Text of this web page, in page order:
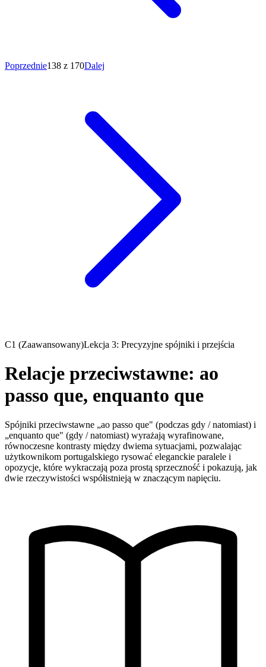
Poprzednie138 z 170Dalej
C1 (Zaawansowany)Lekcja 3: Precyzyjne spójniki i przejścia
Relacje przeciwstawne: ao
passo que, enquanto que
Spójniki przeciwstawne „ao passo que" (podczas gdy / natomiast) i
„enquanto que" (gdy / natomiast) wyrażają wyrafinowane,
równoczesne kontrasty między dwiema sytuacjami, pozwalając
użytkownikom portugalskiego rysować eleganckie paralele i
opozycje, które wykraczają poza prostą sprzeczność i pokazują, jak
dwie rzeczywistości współistnieją w znaczącym napięciu.